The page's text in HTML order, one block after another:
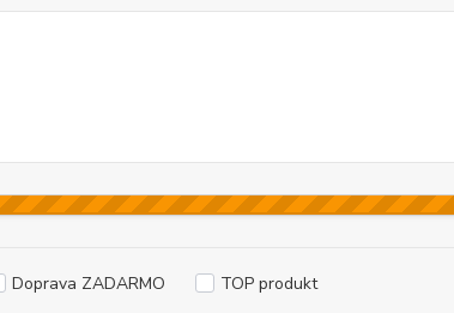
Doprava ZADARMO TOP produkt